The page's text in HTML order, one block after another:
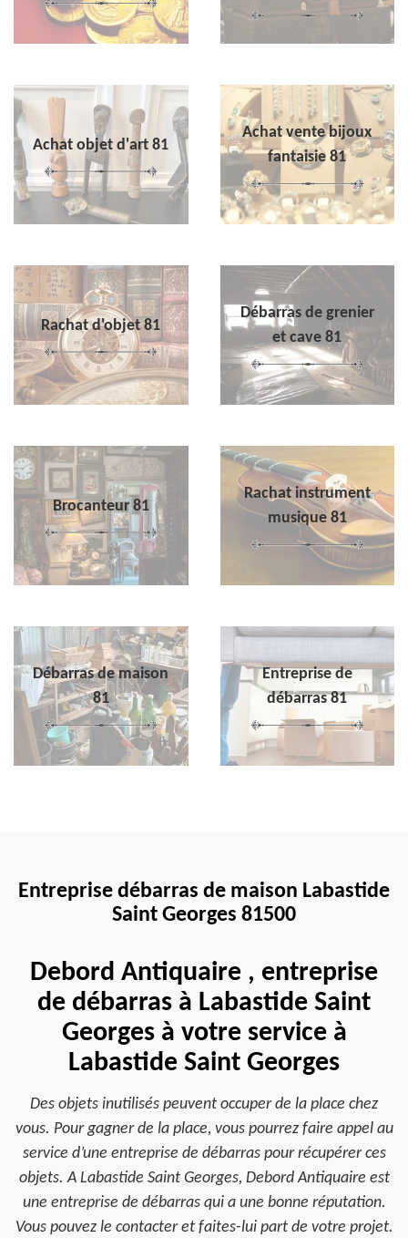
Achat objet d'art 81
Achat vente bijoux
fantaisie 81
Rachat d'objet 81
Débarras de grenier
et cave 81
Brocanteur 81
Rachat instrument
musique 81
Débarras de maison
81
Entreprise de
débarras 81
Entreprise débarras de maison Labastide
Saint Georges 81500
Debord Antiquaire , entreprise
de débarras à Labastide Saint
Georges à votre service à
Labastide Saint Georges
Des objets inutilisés peuvent occuper de la place chez
vous. Pour gagner de la place, vous pourrez faire appel au
service d’une entreprise de débarras pour récupérer ces
objets. A Labastide Saint Georges, Debord Antiquaire est
une entreprise de débarras qui a une bonne réputation.
Vous pouvez le contacter et faites-lui part de votre projet.